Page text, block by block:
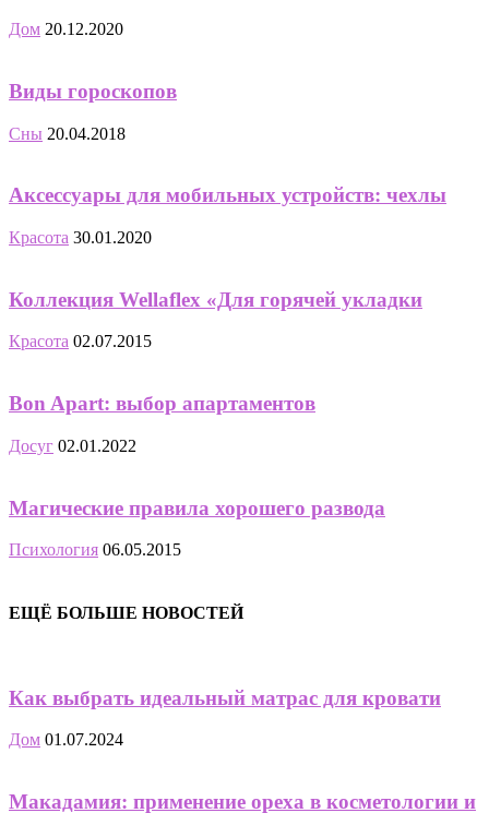
Дом 20.12.2020
Виды гороскопов
Сны 20.04.2018
Аксессуары для мобильных устройств: чехлы
Красота 30.01.2020
Коллекция Wellaflex «Для горячей укладки
Красота 02.07.2015
Bon Apart: выбор апартаментов
Досуг 02.01.2022
Магические правила хорошего развода
Психология 06.05.2015
ЕЩЁ БОЛЬШЕ НОВОСТЕЙ
Как выбрать идеальный матрас для кровати
Дом 01.07.2024
Макадамия: применение ореха в косметологии и